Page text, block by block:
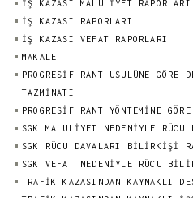
İŞ KAZASI MALULİYET RAPORLARI
İŞ KAZASI RAPORLARI
İŞ KAZASI VEFAT RAPORLARI
MAKALE
PROGRESIF RANT USULÜNE GÖRE
TAZMINATI
PROGRESIF RANT YÖNTEMINE
SGK MALULİYET NEDENİYLE
SGK RÜCU DAVALARI BİLİRKİŞİ
SGK VEFAT NEDENİYLE RÜCU
TRAFİK KAZASINDAN KAYNAKLI